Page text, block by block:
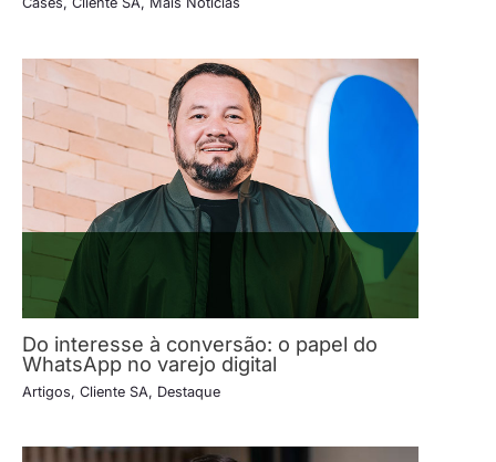
Do interesse à conversão: o papel do
WhatsApp no varejo digital
Artigos, Cliente SA, Destaque